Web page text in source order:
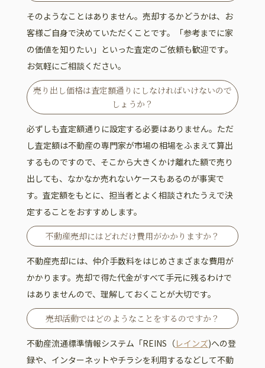
そのようなことはありません。売却するかどうかは、お
客様ご自身で決めていただくことです。「参考までに家
の価値を知りたい」といった査定のご依頼も歓迎です。
お気軽にご相談ください。
売り出し価格は査定額通りにしなければいけないので
しょうか？
必ずしも査定額通りに設定する必要はありません。ただ
し査定額は不動産の専門家が市場の相場をふまえて算出
するものですので、そこから大きくかけ離れた額で売り
出しても、なかなか売れないケースもあるのが事実で
す。査定額をもとに、担当者とよく相談されたうえで決
定することをおすすめします。
不動産売却にはどれだけ費用がかかりますか？
不動産売却には、仲介手数料をはじめさまざまな費用が
かかります。売却で得た代金がすべて手元に残るわけで
はありませんので、理解しておくことが大切です。
売却活動ではどのようなことをするのですか？
不動産流通標準情報システム「REINS（レインズ)への登
録や、インターネットやチラシを利用するなどして不動